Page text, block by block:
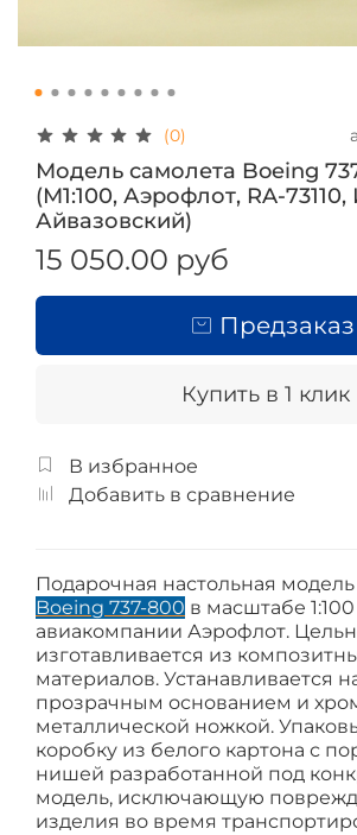
(0)
Модель самолета Boeing
(М1:100, Аэрофлот, RA-73110,
Айвазовский)
15 050.00 руб
Предзаказ
Купить в 1 клик
В избранное
Добавить в сравнение
Подарочная настольная
Boeing 737-800 в масштабе
авиакомпании Аэрофлот.
изготавливается из
материалов. Устанавливается
прозрачным основанием и
металлической ножкой.
коробку из белого картона с
нишей разработанной под
модель, исключающую
изделия во время